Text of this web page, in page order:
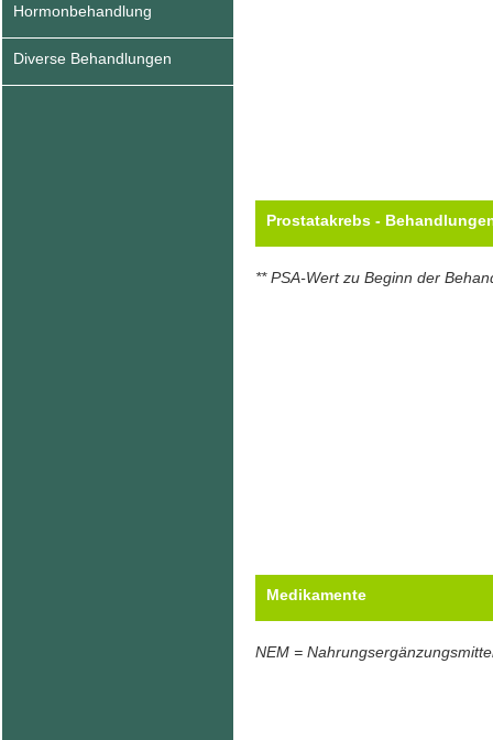
Hormonbehandlung
Diverse Behandlungen
Prostatakrebs -
** PSA-Wert zu Beginn der
Medikamente
NEM =